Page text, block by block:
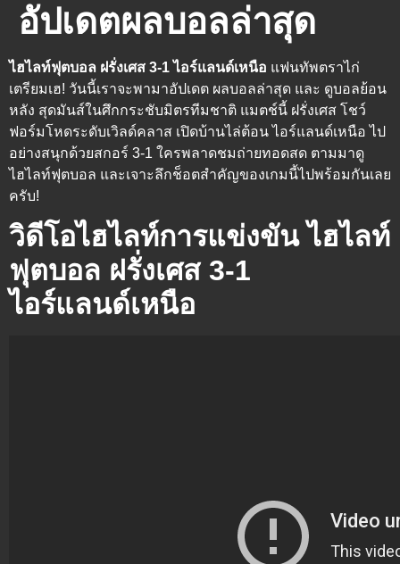
อัปเดตผลบอลล่าสุด
ไฮไลท์ฟุตบอล ฝรั่งเศส 3-1 ไอร์แลนด์เหนือ แฟนทัพตราไก่
เตรียมเฮ! วันนี้เราจะพามาอัปเดต ผลบอลล่าสุด และ ดูบอลย้อน
หลัง สุดมันส์ในศึกกระชับมิตรทีมชาติ แมตช์นี้ ฝรั่งเศส โชว์
ฟอร์มโหดระดับเวิลด์คลาส เปิดบ้านไล่ต้อน ไอร์แลนด์เหนือ ไป
อย่างสนุกด้วยสกอร์ 3-1 ใครพลาดชมถ่ายทอดสด ตามมาดู
ไฮไลท์ฟุตบอล และเจาะลึกช็อตสำคัญของเกมนี้ไปพร้อมกันเลย
ครับ!
วิดีโอไฮไลท์การแข่งขัน ไฮไลท์
ฟุตบอล ฝรั่งเศส 3-1
ไอร์แลนด์เหนือ